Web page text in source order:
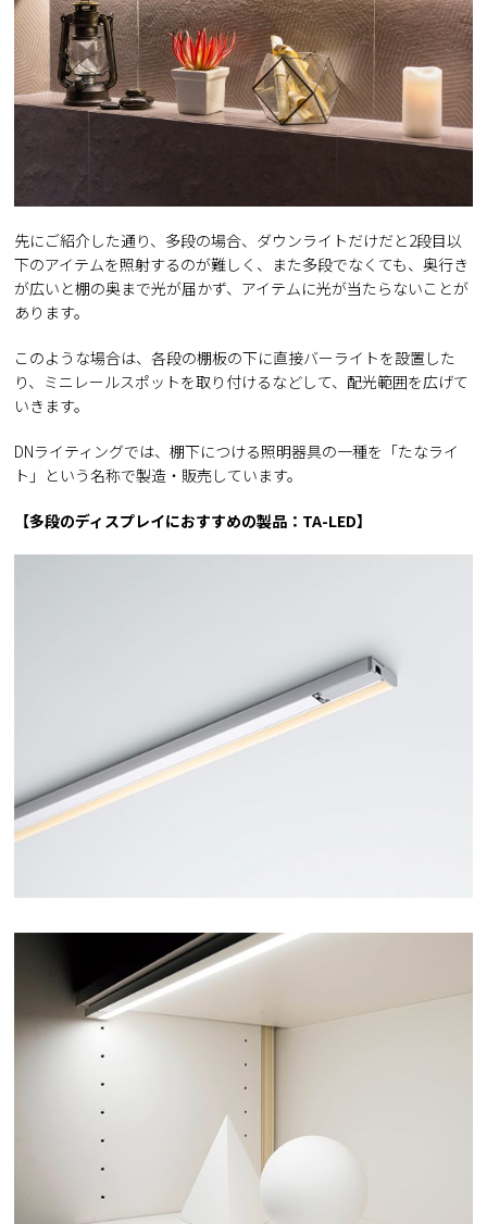
先にご紹介した通り、多段の場合、ダウンライトだけだと2段目以
下のアイテムを照射するのが難しく、また多段でなくても、奥行き
が広いと棚の奥まで光が届かず、アイテムに光が当たらないことが
あります。
このような場合は、各段の棚板の下に直接バーライトを設置した
り、ミニレールスポットを取り付けるなどして、配光範囲を広げて
いきます。
DNライティングでは、棚下につける照明器具の一種を「たなライ
ト」という名称で製造・販売しています。
【多段のディスプレイにおすすめの製品：TA-LED】